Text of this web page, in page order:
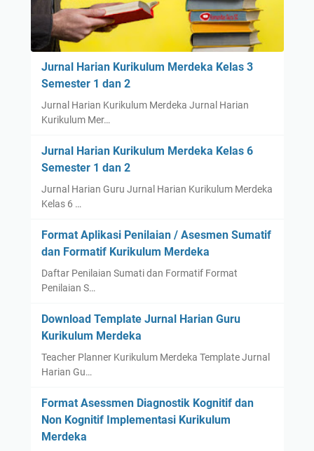
Jurnal Harian Kurikulum Merdeka Kelas 3
Semester 1 dan 2
Jurnal Harian Kurikulum Merdeka Jurnal Harian
Kurikulum Mer…
Jurnal Harian Kurikulum Merdeka Kelas 6
Semester 1 dan 2
Jurnal Harian Guru Jurnal Harian Kurikulum Merdeka
Kelas 6 …
Format Aplikasi Penilaian / Asesmen Sumatif
dan Formatif Kurikulum Merdeka
Daftar Penilaian Sumati dan Formatif Format
Penilaian S…
Download Template Jurnal Harian Guru
Kurikulum Merdeka
Teacher Planner Kurikulum Merdeka Template Jurnal
Harian Gu…
Format Asessmen Diagnostik Kognitif dan
Non Kognitif Implementasi Kurikulum
Merdeka